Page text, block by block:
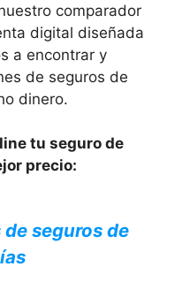
comparador
digital diseñada
a encontrar y
de seguros de
dinero.
tu seguro de
precio:
seguros de